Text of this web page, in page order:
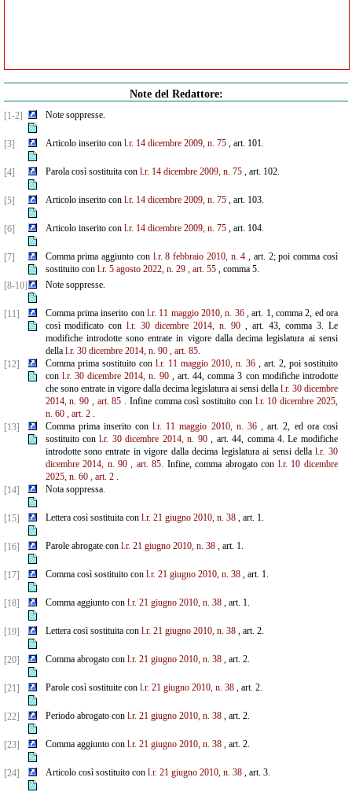
Note del Redattore:
[1-2] Note soppresse.
[3] Articolo inserito con l.r. 14 dicembre 2009, n. 75, art. 101.
[4] Parola così sostituita con l.r. 14 dicembre 2009, n. 75, art. 102.
[5] Articolo inserito con l.r. 14 dicembre 2009, n. 75, art. 103.
[6] Articolo inserito con l.r. 14 dicembre 2009, n. 75, art. 104.
[7] Comma prima aggiunto con l.r. 8 febbraio 2010, n. 4 , art. 2; poi comma così
sostituito con l.r. 5 agosto 2022, n. 29 , art. 55, comma 5.
[8-10]
Note soppresse.
[11] Comma prima inserito con l.r. 11 maggio 2010, n. 36, art. 1, comma 2, ed ora
così modificato conl.r. 30 dicembre 2014, n. 90 , art. 43, comma 3. Le
modifiche introdotte sono entrate in vigore dalla decima legislatura ai sensi
della l.r. 30 dicembre 2014, n. 90 , art. 85.
[12]
Comma prima sostituito con l.r. 11 maggio 2010, n. 36, art. 2, poi sostituito
con l.r. 30 dicembre 2014, n. 90, art. 44, comma 3 con modifiche introdotte
che sono entrate in vigore dalla decima legislatura ai sensi della l.r. 30 dicembre
2014, n. 90 , art. 85 . Infine comma così sostituito con l.r. 10 dicembre 2025,
n. 60 , art. 2.
[13]
Comma prima inserito conl.r. 11 maggio 2010, n. 36, art. 2, ed ora così
sostituito conl.r. 30 dicembre 2014, n. 90, art. 44, comma 4. Le modifiche
introdotte sono entrate in vigore dalla decima legislatura ai sensi dellal.r. 30
dicembre 2014, n. 90 , art. 85. Infine, comma abrogato con l.r. 10 dicembre
2025, n. 60 , art. 2.
[14]
Nota soppressa.
[15] Lettera così sostituita con l.r. 21 giugno 2010, n. 38, art. 1.
[16] Parole abrogate con l.r. 21 giugno 2010, n. 38, art. 1.
[17] Comma così sostituito con l.r. 21 giugno 2010, n. 38, art. 1.
[18] Comma aggiunto con l.r. 21 giugno 2010, n. 38, art. 1.
[19] Lettera così sostituita con l.r. 21 giugno 2010, n. 38, art. 2.
[20] Comma abrogato con l.r. 21 giugno 2010, n. 38, art. 2.
[21] Parole così sostituite con l.r. 21 giugno 2010, n. 38, art. 2.
[22] Periodo abrogato con l.r. 21 giugno 2010, n. 38, art. 2.
[23] Comma aggiunto con l.r. 21 giugno 2010, n. 38, art. 2.
[24] Articolo così sostituito con l.r. 21 giugno 2010, n. 38, art. 3.